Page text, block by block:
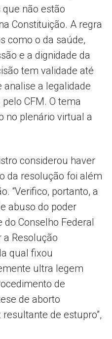
não estão
Constituição. A regra
como o da saúde,
e a dignidade da
tem validade até
analise a legalidade
CFM. O tema
no plenário virtual a
considerou haver
da resolução foi além
“Verifico, portanto, a
abuso do poder
Conselho Federal
a Resolução
qual fixou
ultra legem
de
de aborto
de estupro”,